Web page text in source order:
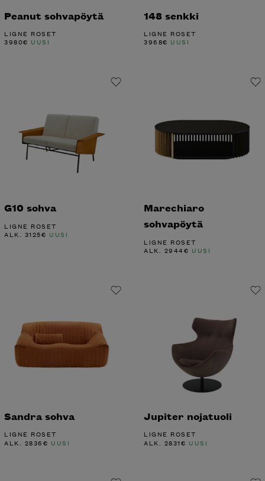
Peanut sohvapöytä
LIGNE ROSET
3980€ UUSI
148 senkki
LIGNE ROSET
3968€ UUSI
G10 sohva
LIGNE ROSET
ALK. 3125€ UUSI
Marechiaro
sohvapöytä
LIGNE ROSET
ALK. 2944€ UUSI
Sandra sohva
LIGNE ROSET
ALK. 2836€ UUSI
Jupiter nojatuoli
LIGNE ROSET
ALK. 2831€ UUSI